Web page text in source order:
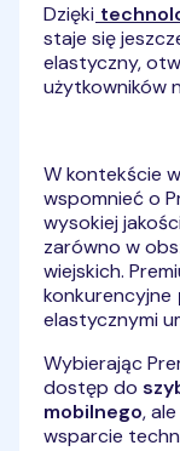
Dzięki
staje się
elastyczny,
użytkowników
W kontekście
wspomnieć o
wysokiej
zarówno w
wiejskich.
konkurencyjne
elastycznymi
Wybierając
dostęp do
mobilnego,
wsparcie